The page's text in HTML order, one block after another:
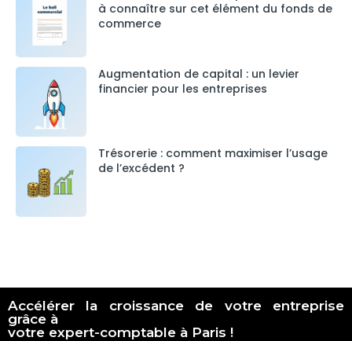
à connaître sur cet élément du fonds de
commerce
Augmentation de capital : un levier
financier pour les entreprises
Trésorerie : comment maximiser l’usage
de l’excédent ?
Accélérer la croissance de votre entreprise
grâce à
votre expert-comptable à Paris !